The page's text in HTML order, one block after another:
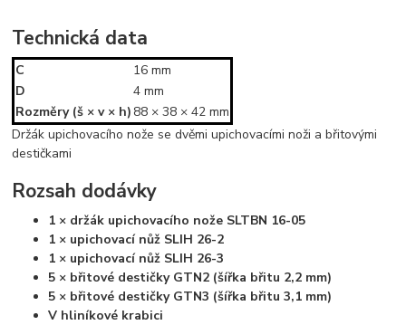
Technická data
C
16 mm
D
4 mm
Rozměry (š × v × h) 88 × 38 × 42 mm
Držák upichovacího nože se dvěmi upichovacími noži a břitovými
destičkami
Rozsah dodávky
1 × držák upichovacího nože SLTBN 16-05
1 × upichovací nůž SLIH 26-2
1 × upichovací nůž SLIH 26-3
5 × břitové destičky GTN2 (šířka břitu 2,2 mm)
5 × břitové destičky GTN3 (šířka břitu 3,1 mm)
V hliníkové krabici